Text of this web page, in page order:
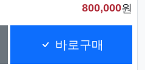
800,000원
바로구매